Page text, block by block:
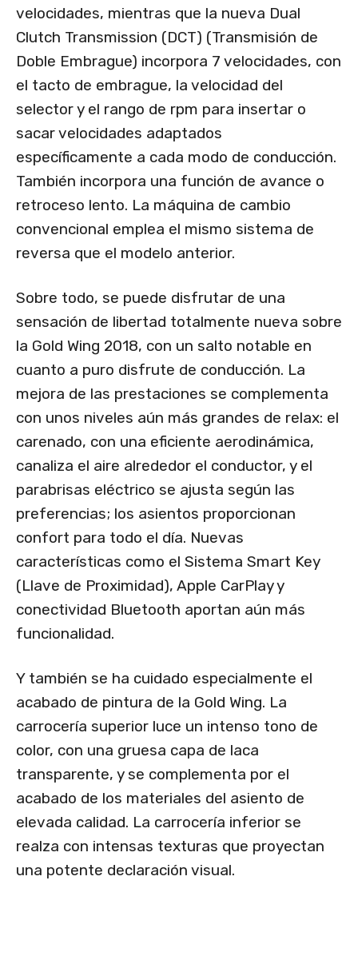
velocidades, mientras que la nueva Dual
Clutch Transmission (DCT) (Transmisión de
Doble Embrague) incorpora 7 velocidades, con
el tacto de embrague, la velocidad del
selector y el rango de rpm para insertar o
sacar velocidades adaptados
específicamente a cada modo de conducción.
También incorpora una función de avance o
retroceso lento. La máquina de cambio
convencional emplea el mismo sistema de
reversa que el modelo anterior.
Sobre todo, se puede disfrutar de una
sensación de libertad totalmente nueva sobre
la Gold Wing 2018, con un salto notable en
cuanto a puro disfrute de conducción. La
mejora de las prestaciones se complementa
con unos niveles aún más grandes de relax: el
carenado, con una eficiente aerodinámica,
canaliza el aire alrededor el conductor, y el
parabrisas eléctrico se ajusta según las
preferencias; los asientos proporcionan
confort para todo el día. Nuevas
características como el Sistema Smart Key
(Llave de Proximidad), Apple CarPlay y
conectividad Bluetooth aportan aún más
funcionalidad.
Y también se ha cuidado especialmente el
acabado de pintura de la Gold Wing. La
carrocería superior luce un intenso tono de
color, con una gruesa capa de laca
transparente, y se complementa por el
acabado de los materiales del asiento de
elevada calidad. La carrocería inferior se
realza con intensas texturas que proyectan
una potente declaración visual.